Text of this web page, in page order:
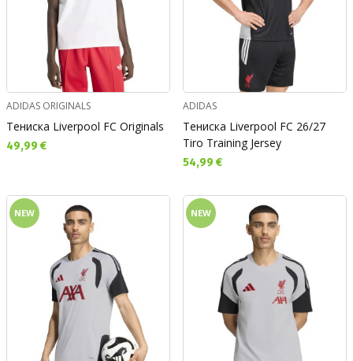
ADIDAS ORIGINALS
Тениска Liverpool FC Originals
Текуща цена:
49,99 €
ADIDAS
Тениска Liverpool FC 26/27
Tiro Training Jersey
Текуща цена:
54,99 €
NEW NEW